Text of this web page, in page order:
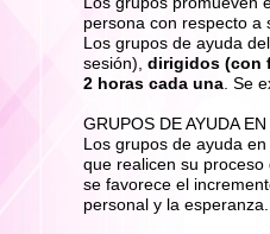
persona con respecto a
Los grupos de ayuda
sesión), dirigidos (con
2 horas cada una . Se
GRUPOS DE AYUDA EN
Los grupos de ayuda
que realicen su
se favorece el
personal y la